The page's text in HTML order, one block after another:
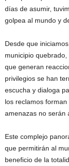
días de asumir,
golpea al mundo y
Desde que
municipio
que generan
privilegios se han
escucha y dialoga
los reclamos
amenazas no serán
Este complejo
que permitirán al
beneficio de la